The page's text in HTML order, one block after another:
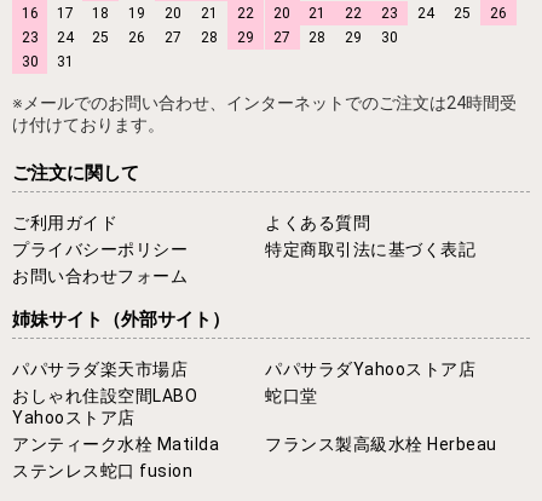
16
17 18 19 20 21
22
23
24 25 26 27 28
29
30
31
20
21 22 23 24 25
26
27
28 29 30
※メールでのお問い合わせ、インターネットでのご注文は24時間受
け付けております。
ご注文に関して
ご利用ガイド
よくある質問
プライバシーポリシー
特定商取引法に基づく表記
お問い合わせフォーム
姉妹サイト （外部サイト）
パパサラダ楽天市場店
パパサラダYahooストア店
おしゃれ住設空間LABO
Yahooストア店
蛇口堂
アンティーク水栓 Matilda
フランス製高級水栓 Herbeau
ステンレス蛇口 fusion